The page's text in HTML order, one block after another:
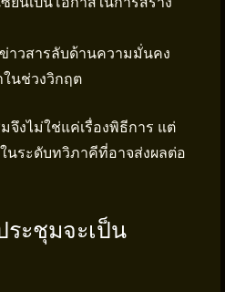
าวสารลับด้านความมั่นคง
ในช่วงวิกฤต
จึงไม่ใช่แค่เรื่องพิธีการ แต่
นระดับทวิภาคีที่อาจส่งผลต่อ
ะชุมจะเป็น